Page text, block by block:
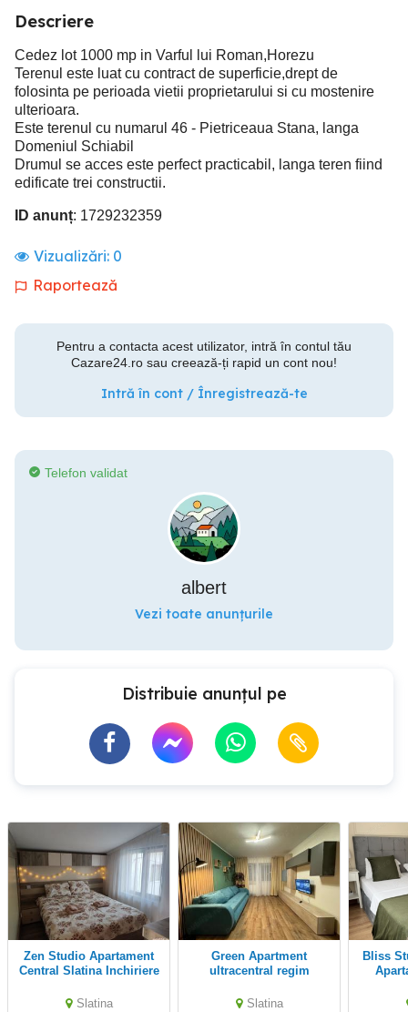
Descriere
Cedez lot 1000 mp in Varful lui Roman,Horezu
Terenul este luat cu contract de superficie,drept de
folosinta pe perioada vietii proprietarului si cu mostenire
ulterioara.
Este terenul cu numarul 46 - Pietriceaua Stana, langa
Domeniul Schiabil
Drumul se acces este perfect practicabil, langa teren fiind
edificate trei constructii.
ID anunț: 1729232359
Vizualizări: 0
Raportează
Pentru a contacta acest utilizator, intră în contul tău
Cazare24.ro sau creează-ți rapid un cont nou!
Intră în cont / Înregistrează-te
Telefon validat
albert
Vezi toate anunțurile
Distribuie anunțul pe
Zen Studio Apartament
Central Slatina Inchiriere
Slatina
Green Apartment
ultracentral regim
Slatina
Bliss Studio Garsoniera